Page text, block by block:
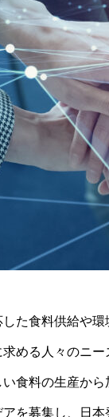
た食料供給や
める人々のニ
食料の生産か
を募集し、日